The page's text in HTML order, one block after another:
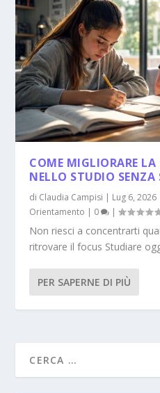
COME MIGLIORARE
NELLO STUDIO SENZA
di Claudia Campisi | Lug 6, 2026
Orientamento | 0 |
Non riesci a concentrarti
ritrovare il focus Studiare
PER SAPERNE DI PIÙ